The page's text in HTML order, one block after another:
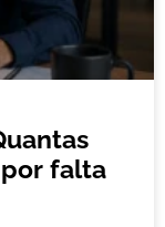
falta